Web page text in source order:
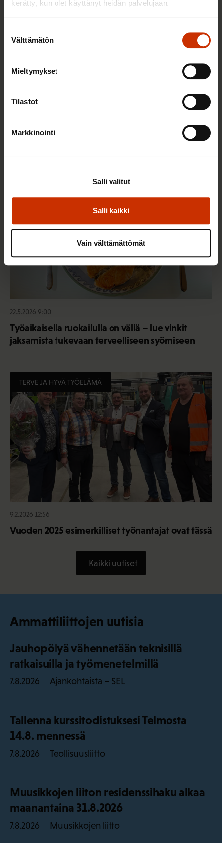
kerätty, kun olet käyttänyt heidän palvelujaan.
valinta
Välttämätön
Mieltymykset
Tilastot
Markkinointi
Salli kaikki
Salli valitut
Vain välttämättömät
hyvinvoiva työelämä on yhteinen asia
TERVE JA HYVÄ TYÖELÄMÄ
22.5.2026 9:00
Työaikaisella ruokailulla on väliä – lue vinkit
jaksamista tukevaan terveelliseen syömiseen
TERVE JA HYVÄ TYÖELÄMÄ
9.2.2026 12:56
Vuoden 2025 esimerkilliset työnantajat ovat tässä
Kaikki uutiset
Ammattiliittojen uutisia
Jauhopölyä vähennetään teknisillä
ratkaisuilla ja työmenetelmillä
7.8.2026 Ajankohtaista – SEL
Tallenna kurssitodistuksesi Telmosta
14.8. mennessä
7.8.2026 Teollisuusliitto
Muusikkojen liiton residenssihaku alkaa
maanantaina 31.8.2026
7.8.2026 Muusikkojen liitto